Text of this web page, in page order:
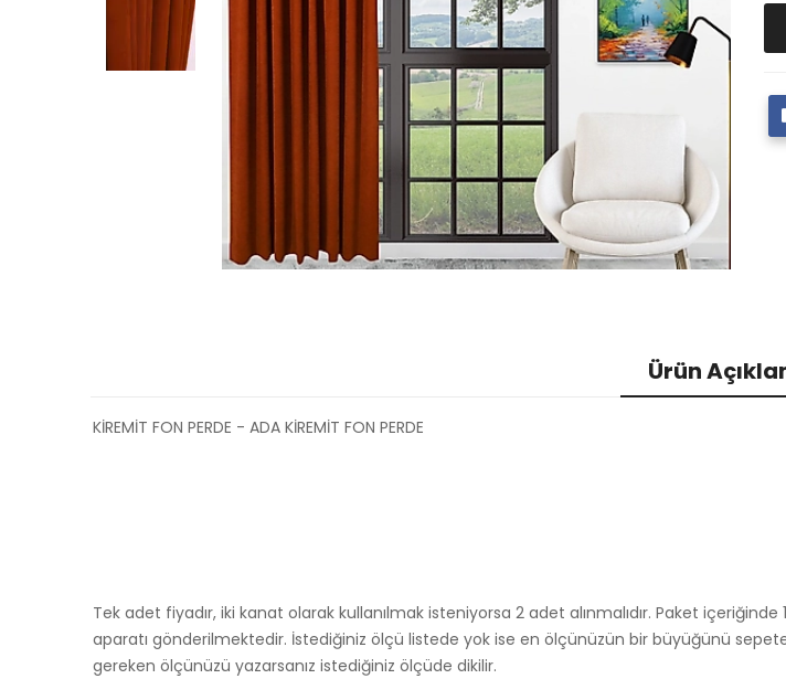
Ürün
KİREMİT FON PERDE - ADA KİREMİT FON PERDE
Tek adet fiyadır, iki kanat olarak kullanılmak isteniyorsa 2 adet alınmalıdır. Paket
aparatı gönderilmektedir. İstediğiniz ölçü listede yok ise en ölçünüzün bir büyüğünü
gereken ölçünüzü yazarsanız istediğiniz ölçüde dikilir.